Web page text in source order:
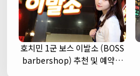
호치민 1군 보스 이발소 (BOSS
barbershop) 추천 및 예약안